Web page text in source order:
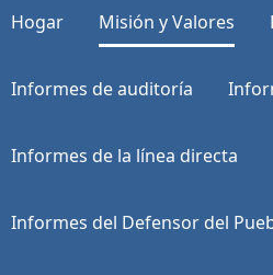
Hogar Misión y Valores
Informes de auditoría
Informes de la línea directa
Informes del Defensor del